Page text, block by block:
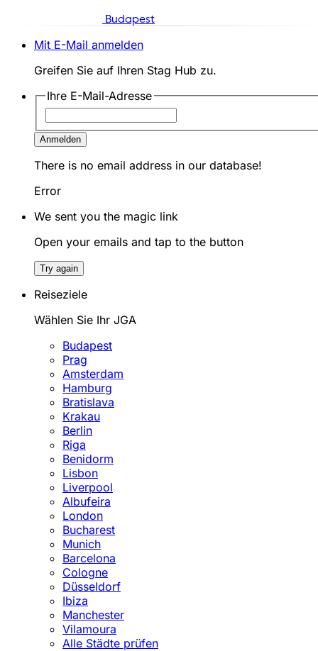
Budapest
Mit E-Mail anmelden
Greifen Sie auf Ihren Stag Hub zu.
Ihre E-Mail-Adresse
Anmelden
There is no email address in our database!
Error
We sent you the magic link
Open your emails and tap to the button
Try again
Reiseziele
Wählen Sie Ihr JGA
Budapest
Prag
Amsterdam
Hamburg
Bratislava
Krakau
Berlin
Riga
Benidorm
Lisbon
Liverpool
Albufeira
London
Bucharest
Munich
Barcelona
Cologne
Düsseldorf
Ibiza
Manchester
Vilamoura
Alle Städte prüfen